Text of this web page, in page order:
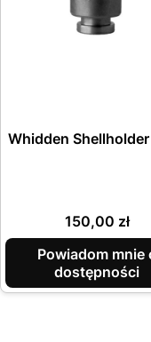
Whidden
Cena
150,00 zł
Powiadom mnie
dostępności